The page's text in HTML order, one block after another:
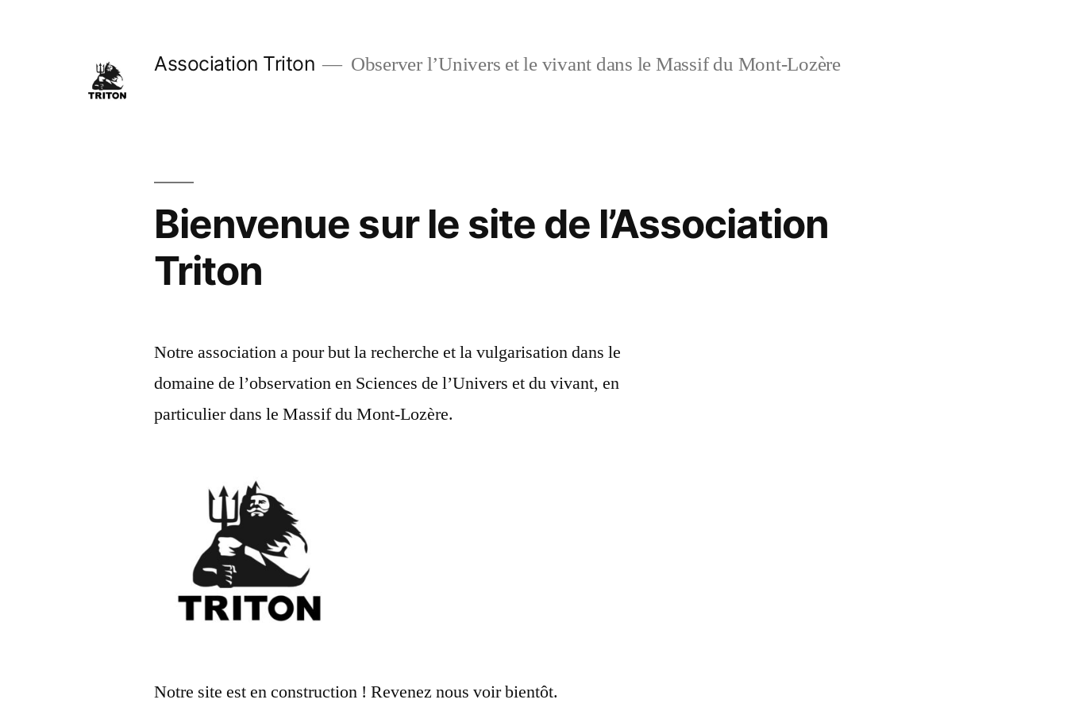
Association Triton Observer l’Univers et le vivant dans le Massif du Mont-Lozère
Bienvenue sur le site de l’Association
Triton
Notre association a pour but la recherche et la vulgarisation dans le
domaine de l’observation en Sciences de l’Univers et du vivant, en
particulier dans le Massif du Mont-Lozère.
Notre site est en construction ! Revenez nous voir bientôt.